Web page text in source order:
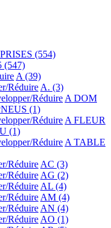
(554)
(547)
A (39)
Réduire A. (3)
Réduire A DOM
(1)
Réduire A FLEUR
(1)
Réduire A TABLE
Réduire AC (3)
Réduire AG (2)
Réduire AL (4)
Réduire AM (4)
Réduire AN (4)
Réduire AO (1)